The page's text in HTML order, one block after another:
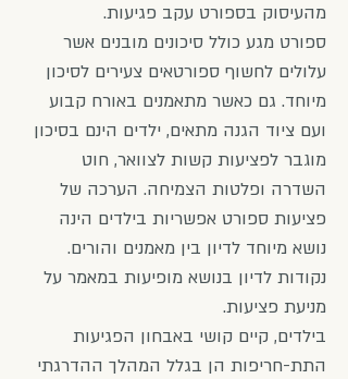
מהעיסוק בספורט עקב פגיעות.
ספורט מגע כולל סיכונים מובנים אשר
עלולים לחשוף ספורטאים צעירים לסיכון
מיוחד. גם כאשר מתאמנים באורח קבוע
ועם ציוד הגנה מתאים, ילדים הינם בסיכון
מוגבר לפציעות קשות לצוואר, חוט
השדרה ופלטות הצמיחה. הערכה של
פציעות ספורט אפשריות בילדים הינה
נושא מיוחד לדיון בין מאמנים והורים.
נקודות לדיון בנושא מופיעות במאמר על
מניעת פציעות.
בילדים, קיים קושי באבחון הפגיעות
התת-חריפות הן בגלל המהלך ההדרגתי